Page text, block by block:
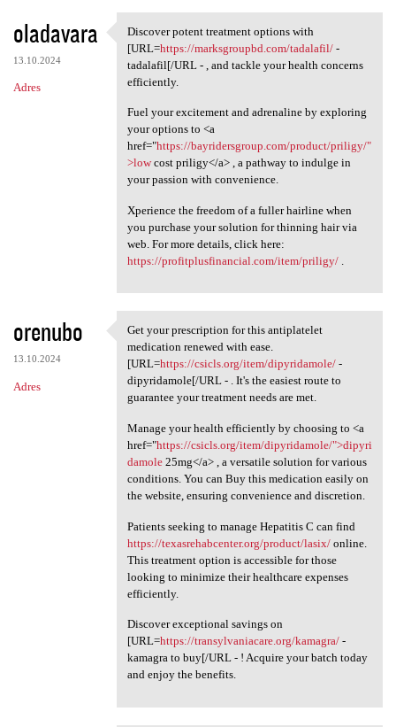
oladavara
13.10.2024
Adres
Discover potent treatment
Discover potent treatment options with
[URL=https://marksgroupbd.com/tadalafil/-
tadalafil[/URL - , and tackle your health concerns
efficiently.
Fuel your excitement and adrenaline by exploring
your options to <a
href="https://bayridersgroup.com/product/priligy/"
>lowcost priligy</a> , a pathway to indulge in
your passion with convenience.
Xperience the freedom of a fuller hairline when
you purchase your solution for thinning hair via
web. For more details, click here:
https://profitplusfinancial.com/item/priligy/.
orenubo
13.10.2024
Adres
Get your prescription for
Get your prescription for this antiplatelet
medication renewed with ease.
[URL=https://csicls.org/item/dipyridamole/-
dipyridamole[/URL - . It's the easiest route to
guarantee your treatment needs are met.
Manage your health efficiently by choosing to <a
href="https://csicls.org/item/dipyridamole/">dipyri
damole25mg</a> , a versatile solution for various
conditions. You can Buy this medication easily on
the website, ensuring convenience and discretion.
Patients seeking to manage Hepatitis C can find
https://texasrehabcenter.org/product/lasix/online.
This treatment option is accessible for those
looking to minimize their healthcare expenses
efficiently.
Discover exceptional savings on
[URL=https://transylvaniacare.org/kamagra/-
kamagra to buy[/URL - ! Acquire your batch today
and enjoy the benefits.